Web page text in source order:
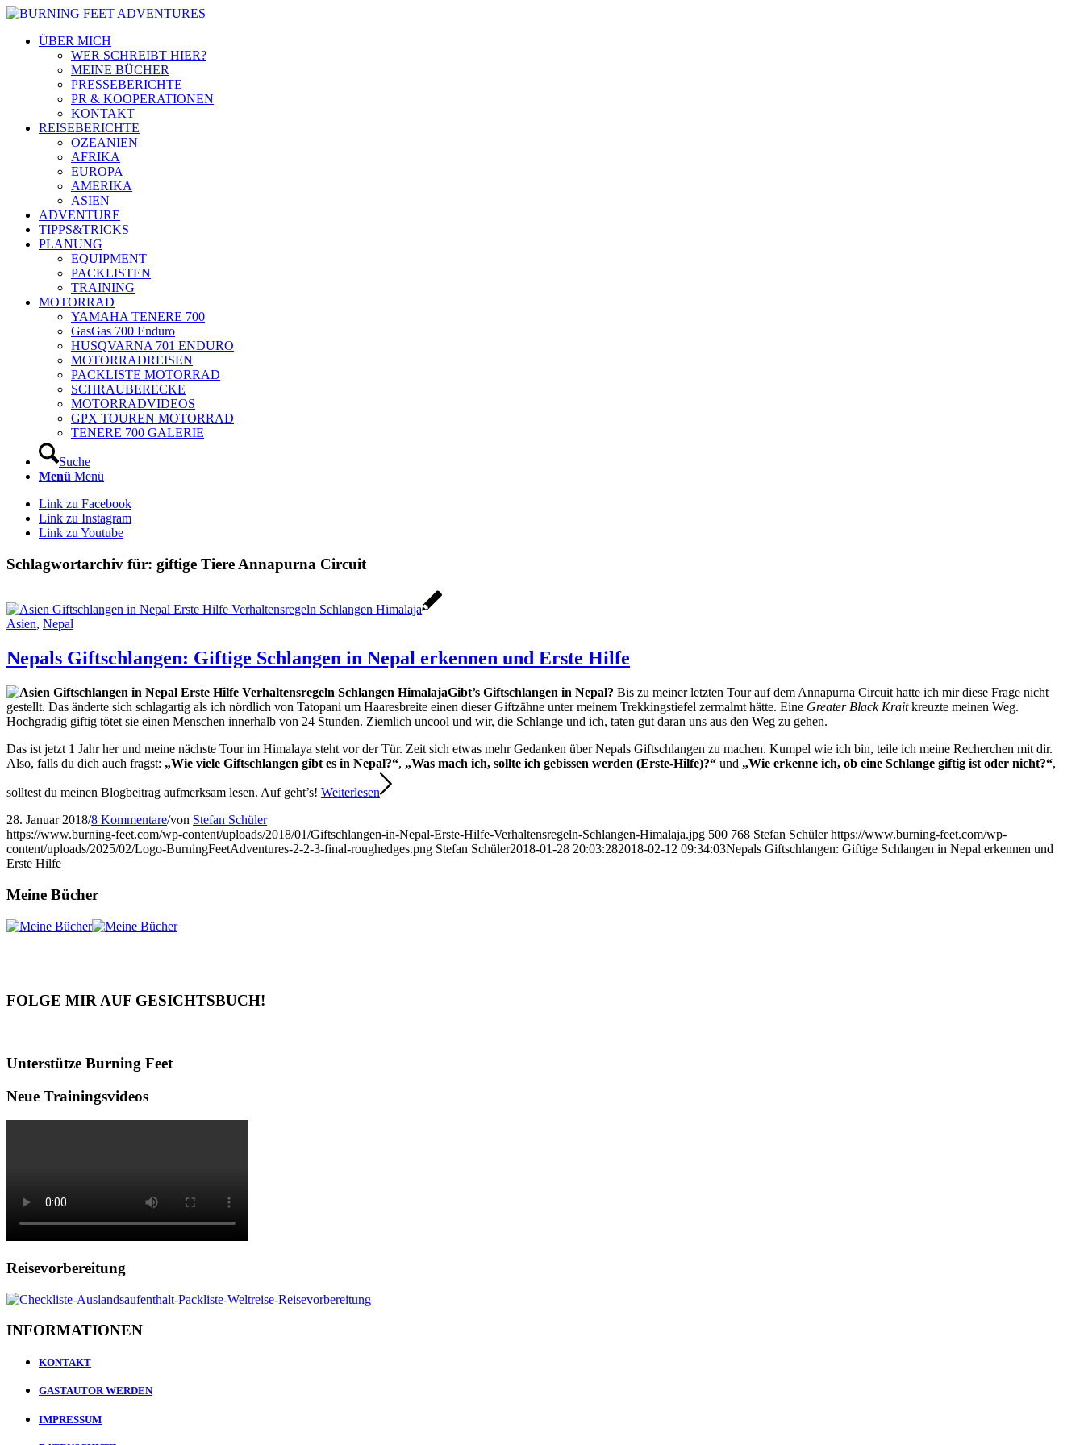
ÜBER MICH
WER SCHREIBT HIER?
MEINE BÜCHER
PRESSEBERICHTE
PR & KOOPERATIONEN
KONTAKT
REISEBERICHTE
OZEANIEN
AFRIKA
EUROPA
AMERIKA
ASIEN
ADVENTURE
TIPPS&TRICKS
PLANUNG
EQUIPMENT
PACKLISTEN
TRAINING
MOTORRAD
YAMAHA TENERE 700
GasGas 700 Enduro
HUSQVARNA 701 ENDURO
MOTORRADREISEN
PACKLISTE MOTORRAD
SCHRAUBERECKE
MOTORRADVIDEOS
GPX TOUREN MOTORRAD
TENERE 700 GALERIE
Suche
Menü Menü
Link zu Facebook
Link zu Instagram
Link zu Youtube
Schlagwortarchiv für: giftige Tiere Annapurna Circuit
Asien, Nepal
Nepals Giftschlangen: Giftige Schlangen in Nepal erkennen und Erste Hilfe
Gibt’s Giftschlangen in Nepal? Bis zu meiner letzten Tour auf dem Annapurna Circuit hatte ich mir diese Frage nicht
gestellt. Das änderte sich schlagartig als ich nördlich von Tatopani um Haaresbreite einen dieser Giftzähne unter meinem Trekkingstiefel zermalmt hätte. Eine Greater Black Kraitkreuzte meinen Weg.
Hochgradig giftig tötet sie einen Menschen innerhalb von 24 Stunden. Ziemlich uncool und wir, die Schlange und ich, taten gut daran uns aus den Weg zu gehen.
Das ist jetzt 1 Jahr her und meine nächste Tour im Himalaya steht vor der Tür. Zeit sich etwas mehr Gedanken über Nepals Giftschlangen zu machen. Kumpel wie ich bin, teile ich meine Recherchen mit dir.
Also, falls du dich auch fragst: „Wie viele Giftschlangen gibt es in Nepal?“, „Was mach ich, sollte ich gebissen werden (Erste-Hilfe)?“ und „Wie erkenne ich, ob eine Schlange giftig ist oder nicht?“,
solltest du meinen Blogbeitrag aufmerksam lesen. Auf geht’s! Weiterlesen
28. Januar 2018/8 Kommentare/von Stefan Schüler
https://www.burning-feet.com/wp-content/uploads/2018/01/Giftschlangen-in-Nepal-Erste-Hilfe-Verhaltensregeln-Schlangen-Himalaja.jpg 500 768 Stefan Schüler https://www.burning-feet.com/wp-
content/uploads/2025/02/Logo-BurningFeetAdventures-2-2-3-final-roughedges.png Stefan Schüler2018-01-28 20:03:282018-02-12 09:34:03Nepals Giftschlangen: Giftige Schlangen in Nepal erkennen und
Erste Hilfe
Meine Bücher
FOLGE MIR AUF GESICHTSBUCH!
Unterstütze Burning Feet
Neue Trainingsvideos
Reisevorbereitung
INFORMATIONEN
KONTAKT
GASTAUTOR WERDEN
IMPRESSUM